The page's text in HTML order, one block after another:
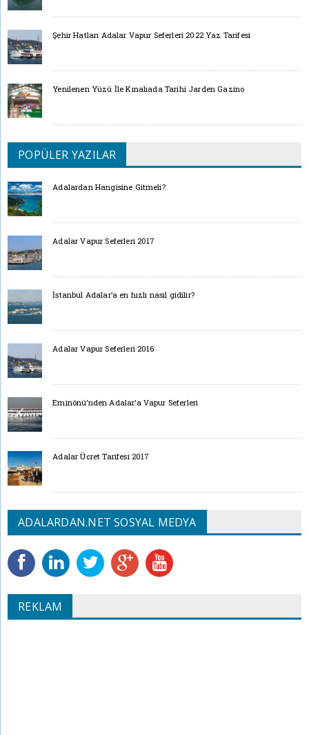
Şehir Hatları Adalar Vapur Seferleri 2022 Yaz Tarifesi
Yenilenen Yüzü İle Kınalıada Tarihi Jarden Gazino
POPÜLER YAZILAR
Adalardan Hangisine Gitmeli?
Adalar Vapur Seferleri 2017
İstanbul Adalar’a en hızlı nasıl gidilir?
Adalar Vapur Seferleri 2016
Eminönü’nden Adalar’a Vapur Seferleri
Adalar Ücret Tarifesi 2017
ADALARDAN.NET SOSYAL MEDYA
REKLAM